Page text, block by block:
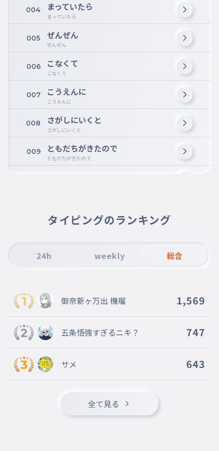
004 まっていたら
まっていたら
005 ぜんぜん
ぜんぜん
006 こなくて
こなくて
007 こうえんに
こうえんに
008 さがしにいくと
さがしにいくと
009 ともだちがきたので
ともだちがきたので
むかえにいくと
そのこうえんにいくときに
014
ともだちとともだちが
ぶつかって
けがはしなかったけど
ちょっとだけおもしろいといっしゅ
ちょっとだけおもしろいといっしゅんおもった
こうえんについたら
タイピングのランキング
24h weekly 総合
御奈新ヶ万出 機瑠 1,569
五条悟強すぎるニキ？ 747
サメ 643
全て見る